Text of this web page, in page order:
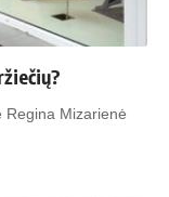
Regina Mizarienė